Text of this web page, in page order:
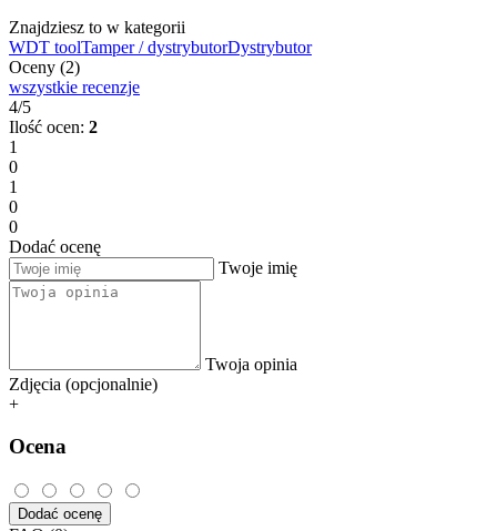
Znajdziesz to w kategorii
WDT toolTamper / dystrybutorDystrybutor
Oceny (2)
wszystkie recenzje
4/5
Ilość ocen: 2
1
0
1
0
0
Dodać ocenę
Twoje imię
Twoja opinia
Zdjęcia (opcjonalnie)
+
Ocena
Dodać ocenę